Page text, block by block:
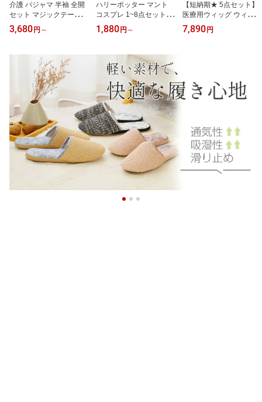
介護 パジャマ 半袖 全開
セット マジックテープ 2
点 セット 紳士 婦人 コッ
トン100% 介護用パジャ
ープン ワンタッチテープ
介助 入院 术後 点滴 介護
用品 春 夏 男性 女性 大き
いサイズ M L XL XXL ギ
フト プレゼント
3,680 円 ～
ハリーポッター マント
コスプレ 1~8点セット コ
スプレ衣装 魔法師 ハロ
ウィン ローブ マント コ
イ Tシャツー スカート 魔
法の杖 大人 子供 魔法使
い コスプレ衣装 ハロウ
ィン お揃い パーティー
衣装 学園祭 文化祭 格好
いい 人気 祭り
1,880 円 ～
【短納期★ 5点セット】
医療用ウィッグ ウィッグ
人毛100% フルウィッグ
かつら 自然 ボブ ショー
毛症 抗がん剤 脱毛症 抜
け毛 通気性 普段使い 小
7,890 円